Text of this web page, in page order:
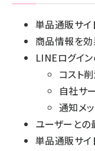
単品通販サイ
商品情報を効
LINEログイ
コスト
自社サ
通知メ
ユーザーとの
単品通販サ